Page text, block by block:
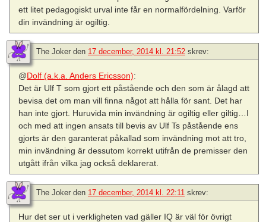
ett litet pedagogiskt urval inte får en normalfördelning. Varför
din invändning är ogiltig.
The Joker den 17 december, 2014 kl. 21:52 skrev:
@Dolf (a.k.a. Anders Ericsson):
Det är Ulf T som gjort ett påstående och den som är ålagd att
bevisa det om man vill finna något att hålla för sant. Det har
han inte gjort. Huruvida min invändning är ogiltig eller giltig…I
och med att ingen ansats till bevis av Ulf Ts påstående ens
gjorts är den garanterat påkallad som invändning mot att tro,
min invändning är dessutom korrekt utifrån de premisser den
utgått ifrån vilka jag också deklarerat.
The Joker den 17 december, 2014 kl. 22:11 skrev:
Hur det ser ut i verkligheten vad gäller IQ är väl för övrigt